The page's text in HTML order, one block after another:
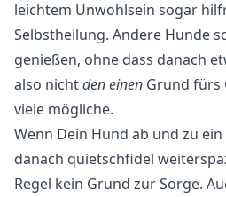
leichtem Unwohlsein sogar
Selbstheilung. Andere Hunde
genießen, ohne dass danach
also nichtden einen Grund fürs
viele mögliche.
Wenn Dein Hund ab und zu
danach quietschfidel
Regel kein Grund zur Sorge.